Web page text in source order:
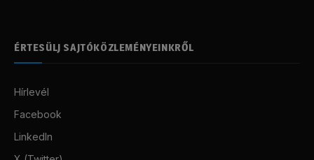
ÉRTESÜLJ SAJTÓKÖZLEMÉNYEINKRŐL
Hírlevél
Facebook
LinkedIn